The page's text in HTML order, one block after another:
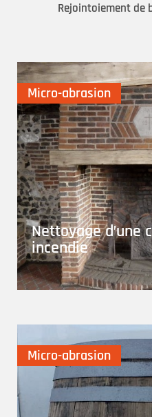
Rejointoiement de
Micro-abrasion
Nettoyage d’une
incendie
Micro-abrasion